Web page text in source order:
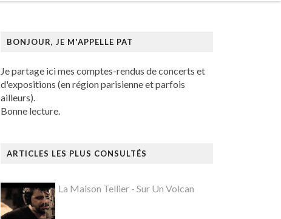
BONJOUR, JE M'APPELLE PAT
Je partage ici mes comptes-rendus de concerts et
d'expositions (en région parisienne et parfois
ailleurs).
Bonne lecture.
ARTICLES LES PLUS CONSULTÉS
La Maison Tellier - Sur Un Volcan